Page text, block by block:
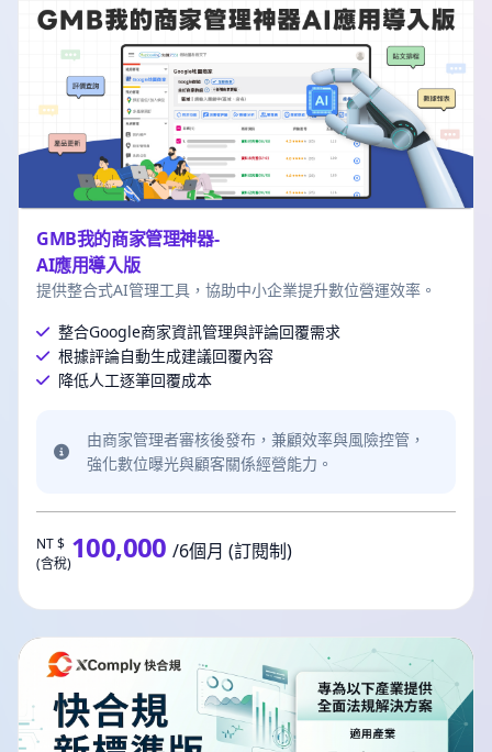
GMB我的商家管理神器-
AI應用導入版
提供整合式AI管理工具，協助中小企業提升數位營運效率。
整合Google商家資訊管理與評論回覆需求
根據評論自動生成建議回覆內容
降低人工逐筆回覆成本
由商家管理者審核後發布，兼顧效率與風險控管，
強化數位曝光與顧客關係經營能力。
NT $
(含稅)100,000/6個月 (訂閱制)